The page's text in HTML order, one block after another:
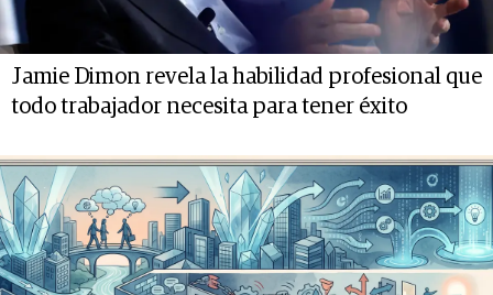
Jamie Dimon revela la habilidad profesional que
todo trabajador necesita para tener éxito